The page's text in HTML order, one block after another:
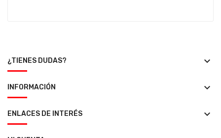
¿TIENES DUDAS? keyboard_arrow_down
INFORMACIÓN keyboard_arrow_down
ENLACES DE INTERÉS keyboard_arrow_down